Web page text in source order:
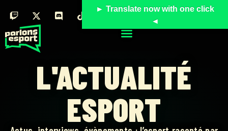
L'ACTUALITÉ
ESPORT
► Translate now with one click
◄